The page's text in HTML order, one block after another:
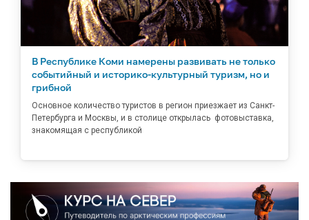
В Республике Коми намерены развивать не только
событийный и историко-культурный туризм, но и
грибной
Основное количество туристов в регион приезжает из Санкт-
Петербурга и Москвы, и в столице открылась фотовыставка,
знакомящая с республикой